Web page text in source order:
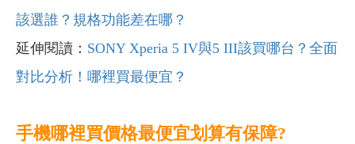
該選誰？規格功能差在哪？
延伸閱讀： SONY Xperia 5 IV與5 III該買哪台？全面
對比分析！哪裡買最便宜？
手機哪裡買價格最便宜划算有保障?